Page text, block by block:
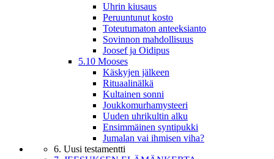
Uhrin kiusaus
Peruuntunut kosto
Toteutumaton anteeksianto
Sovinnon mahdollisuus
Joosef ja Oidipus
5.10 Mooses
Käskyjen jälkeen
Rituaalinälkä
Kultainen sonni
Joukkomurhamysteeri
Uuden uhrikultin alku
Ensimmäinen syntipukki
Jumalan vai ihmisen viha?
6. Uusi testamentti